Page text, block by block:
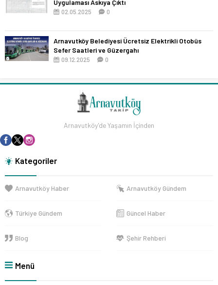
Uygulaması Askıya Çıktı
02.05.2025 0
Arnavutköy Belediyesi Ücretsiz Elektrikli Otobüs
Sefer Saatleri ve Güzergahı
09.12.2025 0
Arnavutköy'de Yaşamın İçinden
Kategoriler
Arnavutköy Haber Arnavutköy Gündem
Türkiye Gündem Güncel Haber
Blog Şehir Rehberi
Menü